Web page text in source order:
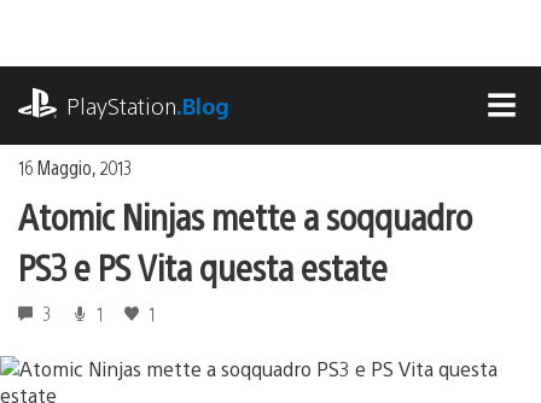
contenuto
PlayStation.Blog
16 Maggio, 2013
Atomic Ninjas mette a soqquadro
PS3 e PS Vita questa estate
3 1 1